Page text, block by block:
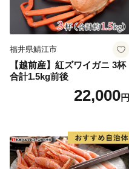
福井県鯖江市
【越前産】紅ズワイガニ 3杯
合計1.5kg前後
22,000円